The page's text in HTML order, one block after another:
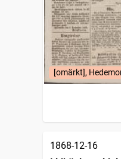
[omärkt],
1868-12-16